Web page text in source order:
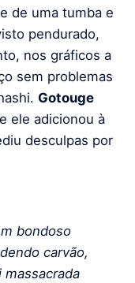
de uma tumba e
pendurado,
nos gráficos a
sem problemas
Gotouge
ele adicionou à
desculpas por
bondoso
carvão,